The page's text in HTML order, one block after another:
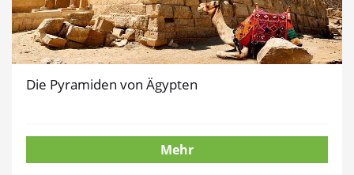
Die Pyramiden von Ägypten
Mehr